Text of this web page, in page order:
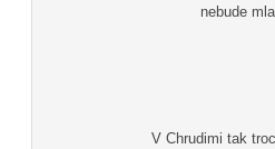
nebude
V Chrudimi tak